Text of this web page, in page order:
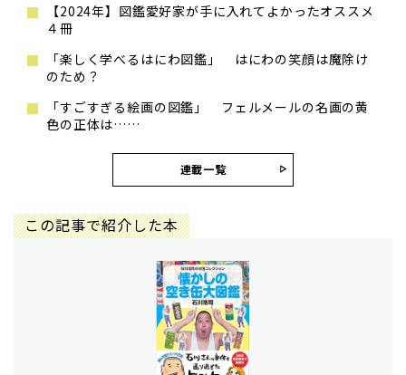
【2024年】図鑑愛好家が手に入れてよかったオススメ
４冊
「楽しく学べるはにわ図鑑」 はにわの笑顔は魔除け
のため？
「すごすぎる絵画の図鑑」 フェルメールの名画の黄
色の正体は……
連載一覧
この記事で紹介した本